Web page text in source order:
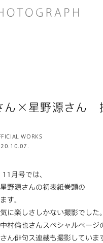
ん×星野源さん
WORKS
月号では、
野源さんの初表紙巻頭の
す。
に楽しさしかない撮影でした。
村倫也さんスペシャルページ
ん俳句ス連載も撮影していま